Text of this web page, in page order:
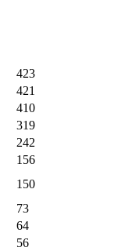
423
421
410
319
242
156
150
73
64
56